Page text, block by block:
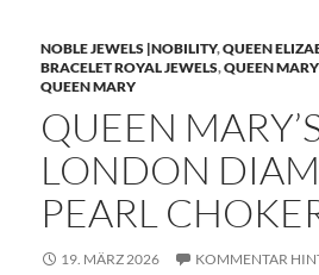
NOBLE JEWELS |NOBILITY,QUEEN
BRACELET ROYAL JEWELS,QUEEN
QUEEN MARY
QUEEN
LONDON
PEARL
19. MÄRZ 2026 KOMMENTAR